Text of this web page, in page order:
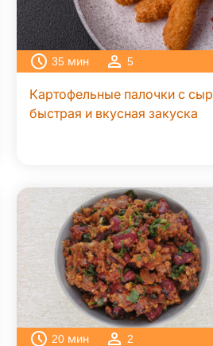
35 мин 5
Картофельные палочки с
быстрая и вкусная закуска
20 мин 2